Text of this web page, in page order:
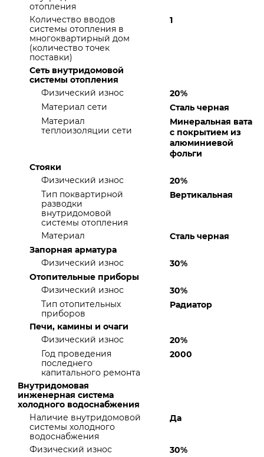
отопления
Количество вводов
системы отопления в
многоквартирный дом
(количество точек
поставки)
1
Сеть внутридомовой
системы отопления
Физический износ
20%
Материал сети
Сталь черная
Материал
теплоизоляции сети
Минеральная вата
с покрытием из
алюминиевой
фольги
Стояки
Физический износ
20%
Тип поквартирной
разводки
внутридомовой
системы отопления
Вертикальная
Материал
Сталь черная
Запорная арматура
Физический износ
30%
Отопительные приборы
Физический износ
30%
Тип отопительных
приборов
Радиатор
Печи, камины и очаги
Физический износ
20%
Год проведения
последнего
капитального ремонта
2000
Внутридомовая
инженерная система
холодного водоснабжения
Наличие внутридомовой
системы холодного
водоснабжения
Да
Физический износ
30%